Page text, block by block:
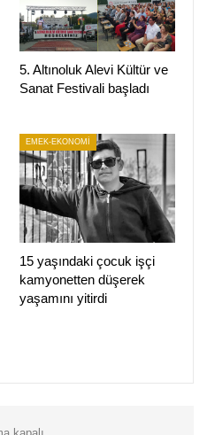
SONRAKI
5. Altınoluk Alevi Kültür ve
Sanat Festivali başladı
EMEK-EKONOMİ
15 yaşındaki çocuk işçi
kamyonetten düşerek
yaşamını yitirdi